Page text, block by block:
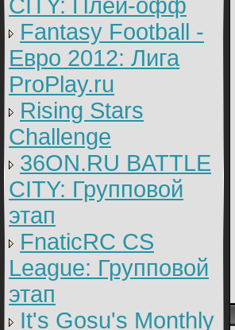
CITY: Плей-офф
Fantasy Football -
Евро 2012: Лига
ProPlay.ru
Rising Stars
Challenge
36ON.RU BATTLE
CITY: Групповой
этап
FnaticRC CS
League: Групповой
этап
It's Gosu's Monthly